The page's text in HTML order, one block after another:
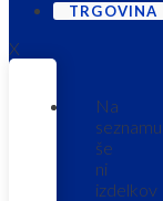
TRGOVINA
X
Na
seznamu
še
ni
izdelkov